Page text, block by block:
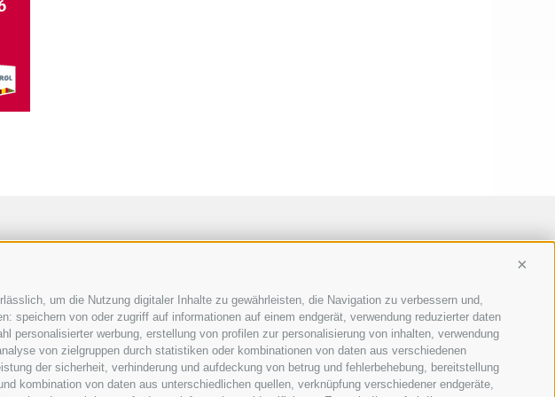
um die Nutzung digitaler Inhalte zu gewährleisten, die Navigation zu verbessern und,
von oder zugriff auf informationen auf einem endgerät, verwendung reduzierter daten
personalisierter werbung, erstellung von profilen zur personalisierung von inhalten, verwendung
von zielgruppen durch statistiken oder kombinationen von daten aus verschiedenen
der sicherheit, verhinderung und aufdeckung von betrug und fehlerbehebung, bereitstellung
kombination von daten aus unterschiedlichen quellen, verknüpfung verschiedener endgeräte,